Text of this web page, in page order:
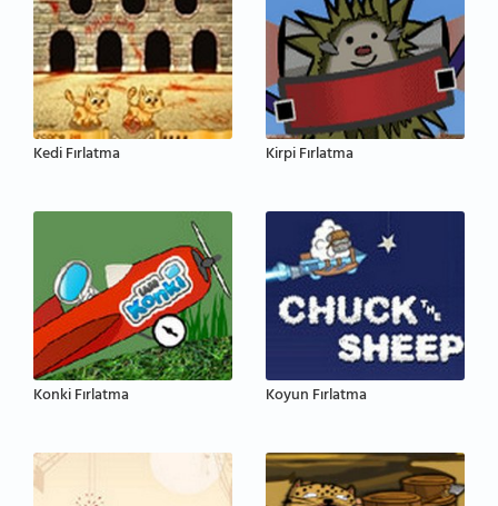
Kedi Fırlatma Kirpi Fırlatma
Konki Fırlatma Koyun Fırlatma